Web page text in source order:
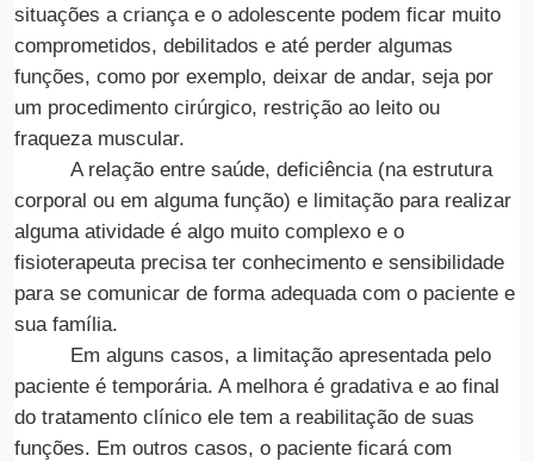
situações a criança e o adolescente podem ficar muito
comprometidos, debilitados e até perder algumas
funções, como por exemplo, deixar de andar, seja por
um procedimento cirúrgico, restrição ao leito ou
fraqueza muscular.
A relação entre saúde, deficiência (na estrutura
corporal ou em alguma função) e limitação para realizar
alguma atividade é algo muito complexo e o
fisioterapeuta precisa ter conhecimento e sensibilidade
para se comunicar de forma adequada com o paciente e
sua família.
Em alguns casos, a limitação apresentada pelo
paciente é temporária. A melhora é gradativa e ao final
do tratamento clínico ele tem a reabilitação de suas
funções. Em outros casos, o paciente ficará com